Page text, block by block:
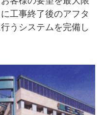
工事終了後のアフタ
うシステムを完備し